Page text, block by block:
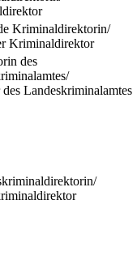
Kriminaldirektorin/
Kriminaldirektor
des
Landeskriminalamtes